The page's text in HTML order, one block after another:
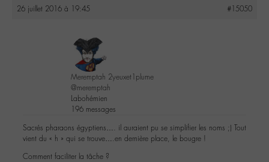
26 juillet 2016 à 19:45 #15050
Meremptah 2yeuxet1plume
@meremptah
Labohémien
196 messages
Sacrés pharaons égyptiens…. il auraient pu se simplifier les noms ;) Tout
vient du « h » qui se trouve….en dernière place, le bougre !
Comment faciliter la tâche ?